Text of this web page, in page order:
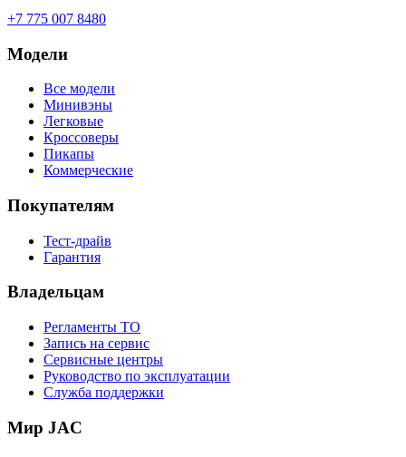
+7 775 007 8480
Модели
Все модели
Минивэны
Легковые
Кроссоверы
Пикапы
Коммерческие
Покупателям
Тест-драйв
Гарантия
Владельцам
Регламенты ТО
Запись на сервис
Сервисные центры
Руководство по эксплуатации
Служба поддержки
Мир JAC